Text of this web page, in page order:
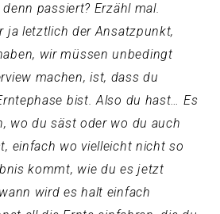
passiert? Erzähl mal.
ja letztlich der Ansatzpunkt,
wir müssen unbedingt
machen, ist, dass du
bist. Also du hast… Es
wo du säst oder wo du auch
einfach wo vielleicht nicht so
kommt, wie du es jetzt
wird es halt einfach